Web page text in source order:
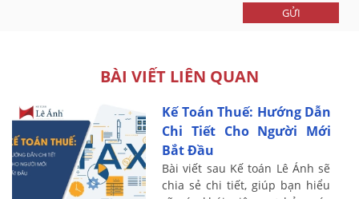
GỬI
BÀI VIẾT LIÊN QUAN
Kế Toán Thuế: Hướng Dẫn
Chi Tiết Cho Người Mới
Bắt Đầu
Bài viết sau Kế toán Lê Ánh sẽ
chia sẻ chi tiết, giúp bạn hiểu